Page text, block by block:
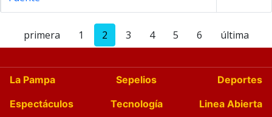
primera 1 2 3 4 5 6 última
La Pampa Sepelios
Deportes
Espectáculos
Tecnología
Linea Abierta